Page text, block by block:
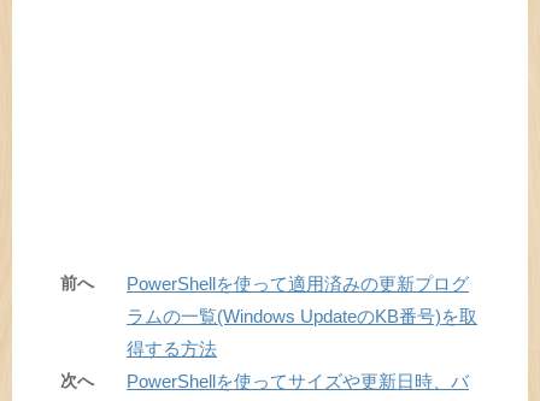
前へ
PowerShellを使って適用済みの更新プログ
ラムの一覧(Windows UpdateのKB番号)を取
得する方法
次へ
PowerShellを使ってサイズや更新日時、バ